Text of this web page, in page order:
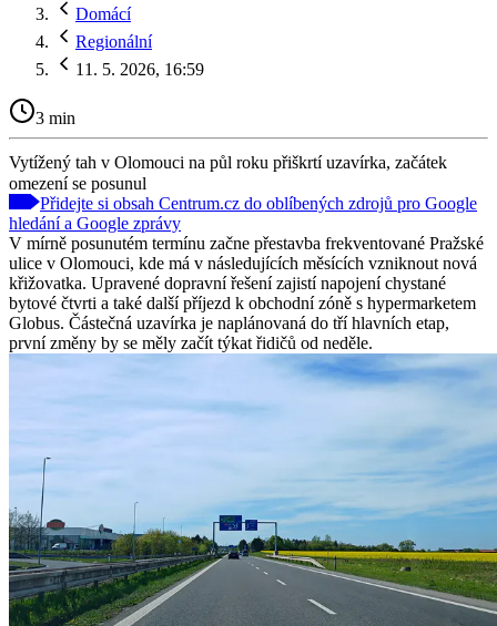
Domácí
Regionální
11. 5. 2026, 16:59
3 min
Vytížený tah v Olomouci na půl roku přiškrtí uzavírka, začátek
omezení se posunul
Přidejte si obsah Centrum.cz do oblíbených zdrojů pro Google
hledání a Google zprávy
V mírně posunutém termínu začne přestavba frekventované Pražské
ulice v Olomouci, kde má v následujících měsících vzniknout nová
křižovatka. Upravené dopravní řešení zajistí napojení chystané
bytové čtvrti a také další příjezd k obchodní zóně s hypermarketem
Globus. Částečná uzavírka je naplánovaná do tří hlavních etap,
první změny by se měly začít týkat řidičů od neděle.